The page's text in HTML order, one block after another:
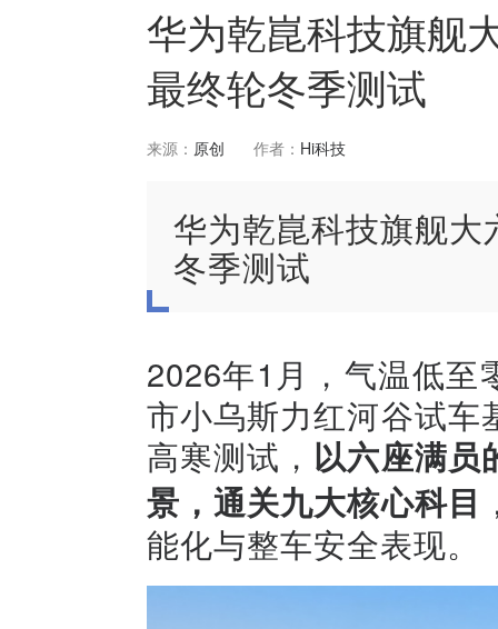
华为乾崑科技旗舰
最终轮冬季测试
来源： 原创 作者： Hi科技
华为乾崑科技旗舰
冬季测试
2026年1月，气温低至
市小乌斯力红河谷试
高寒测试， 以六座满员
景，通关九大核心科目
能化与整车安全表现。